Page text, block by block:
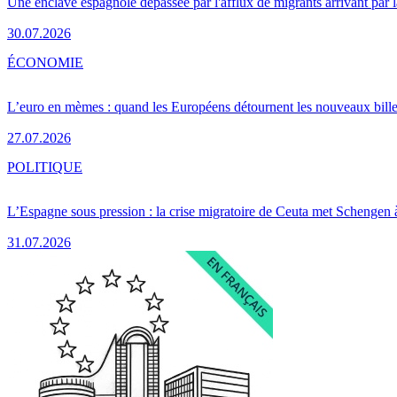
30.07.2026
L’euro en mèmes : quand les Européens détournent les nouveaux
27.07.2026
ÉCONOMIE
L’Espagne sous pression : la crise migratoire de Ceuta met Schengen
31.07.2026
POLITIQUE